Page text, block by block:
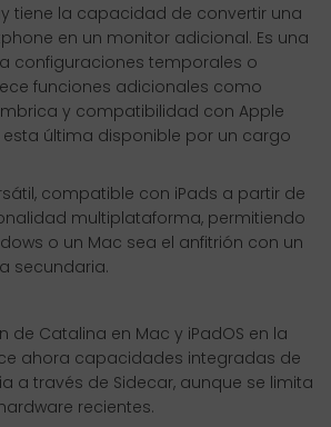
tiene la capacidad de convertir una
en un monitor adicional. Es una
configuraciones temporales o
funciones adicionales como
y compatibilidad con Apple
esta última disponible por un cargo
compatible con iPads a partir de
multiplataforma, permitiendo
o un Mac sea el anfitrión con un
secundaria.
de Catalina en Mac y iPadOS en la
ahora capacidades integradas de
a través de Sidecar, aunque se limita
recientes.